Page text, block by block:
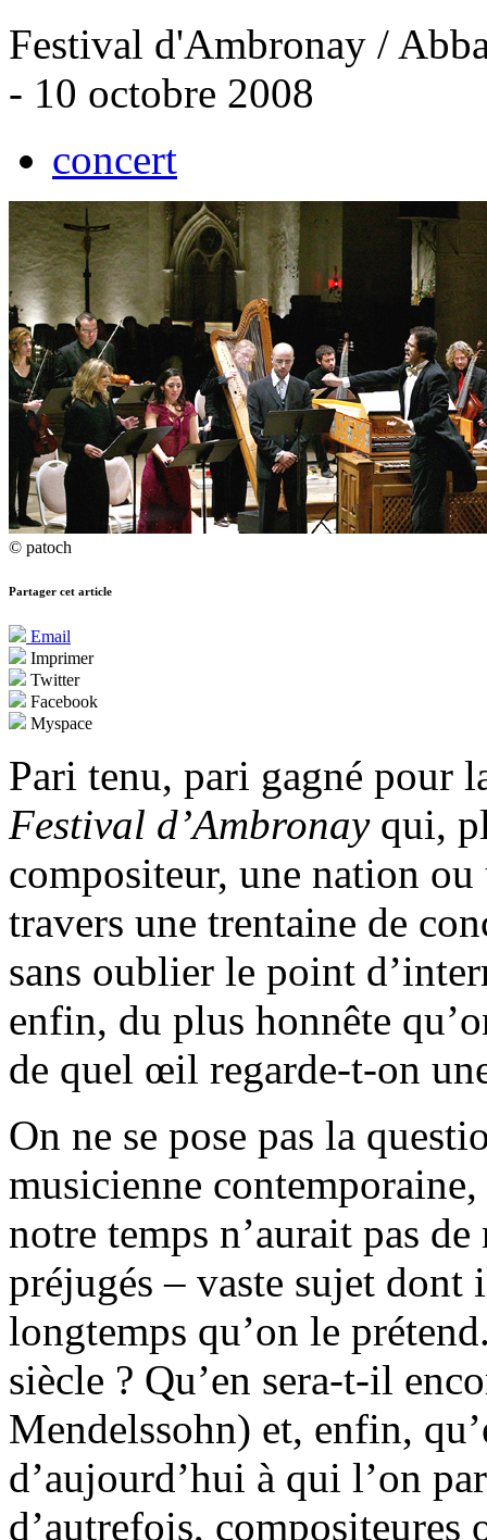
Festival d'Ambronay /
- 10 octobre 2008
concert
© patoch
Partager cet article
Email
Imprimer
Twitter
Facebook
Myspace
Pari tenu, pari gagné pour
Festival d’Ambronayqui,
compositeur, une nation ou
travers une trentaine de
sans oublier le point
enfin, du plus honnête
de quel œil regarde-t-on
On ne se pose pas la
musicienne
notre temps n’aurait pas
préjugés – vaste sujet
longtemps qu’on le
siècle ? Qu’en sera-t-il
Mendelssohn) et, enfin,
d’aujourd’hui à qui l’on
d’autrefois,